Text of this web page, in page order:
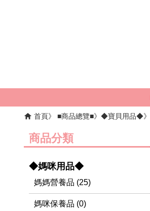
首頁 ■商品總覽■ ◆寶貝用品◆
商品分類
◆媽咪用品◆
媽媽營養品 (25)
媽咪保養品 (0)